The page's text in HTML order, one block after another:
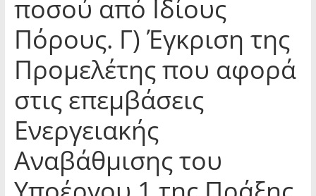
ποσού από Ιδίους
Πόρους. Γ) Έγκριση της
Προμελέτης που αφορά
στις επεμβάσεις
Ενεργειακής
Αναβάθμισης του